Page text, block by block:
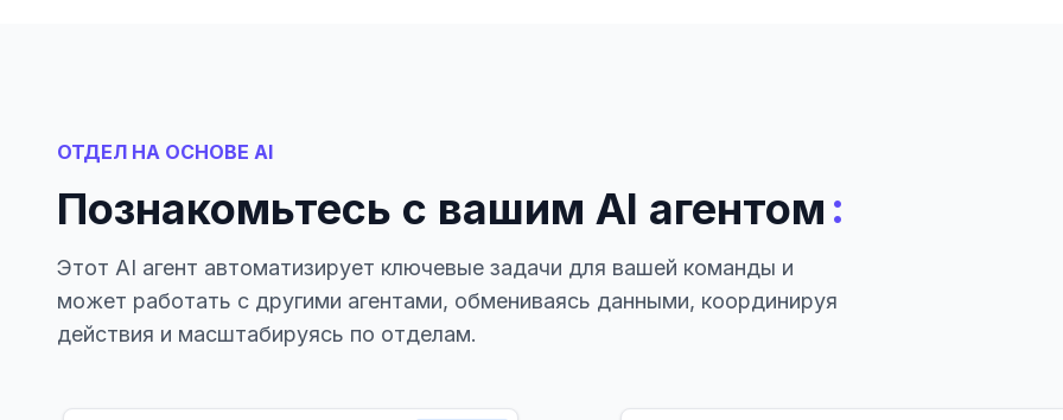
ОТДЕЛ НА ОСНОВЕ AI
Познакомьтесь с вашим AI агентом :
Этот AI агент автоматизирует ключевые задачи для вашей команды и
может работать с другими агентами, обмениваясь данными, координируя
действия и масштабируясь по отделам.